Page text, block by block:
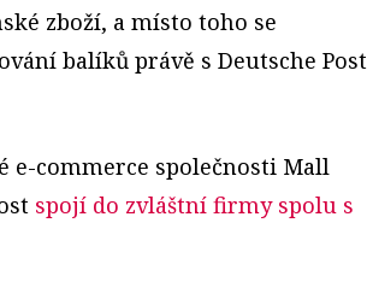
zboží, a místo toho se
balíků právě s Deutsche Post
commerce společnosti Mall
spojí do zvláštní firmy spolu s